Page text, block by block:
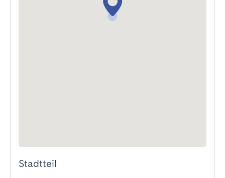
Stadtteil